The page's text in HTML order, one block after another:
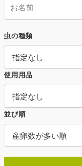
虫の種類
使用用品
並び順